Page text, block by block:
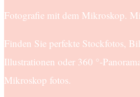
Fotografie mit dem Mikroskop.
Finden Sie perfekte Stockfotos,
Illustrationen oder 360 °-
Mikroskop fotos.